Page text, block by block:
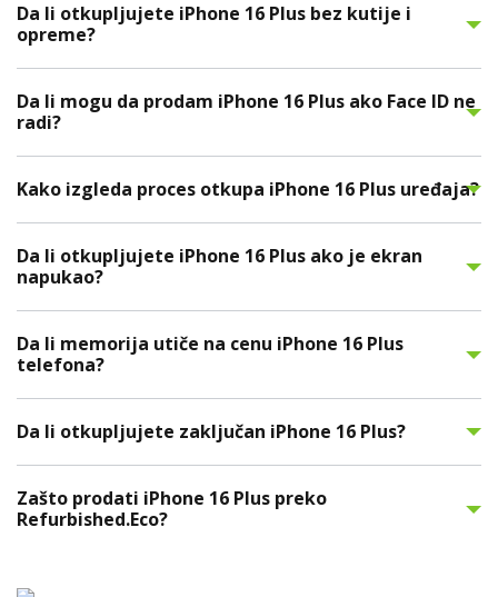
Da li otkupljujete iPhone 16 Plus bez kutije i
opreme?
Da li mogu da prodam iPhone 16 Plus ako Face ID ne
radi?
Kako izgleda proces otkupa iPhone 16 Plus uređaja?
Da li otkupljujete iPhone 16 Plus ako je ekran
napukao?
Da li memorija utiče na cenu iPhone 16 Plus
telefona?
Da li otkupljujete zaključan iPhone 16 Plus?
Zašto prodati iPhone 16 Plus preko
Refurbished.Eco?